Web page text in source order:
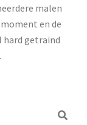
malen
en de
hard getraind